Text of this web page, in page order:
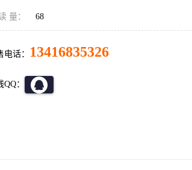
量： 68
电话： 13416835326
QQ：